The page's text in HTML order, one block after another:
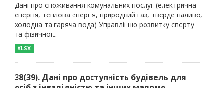
Дані про споживання комунальних послуг (електрична
енергія, теплова енергія, природний газ, тверде паливо,
холодна та гаряча вода) Управлінню розвитку спорту
та фізичної...
XLSX
38(39). Дані про доступність будівель для